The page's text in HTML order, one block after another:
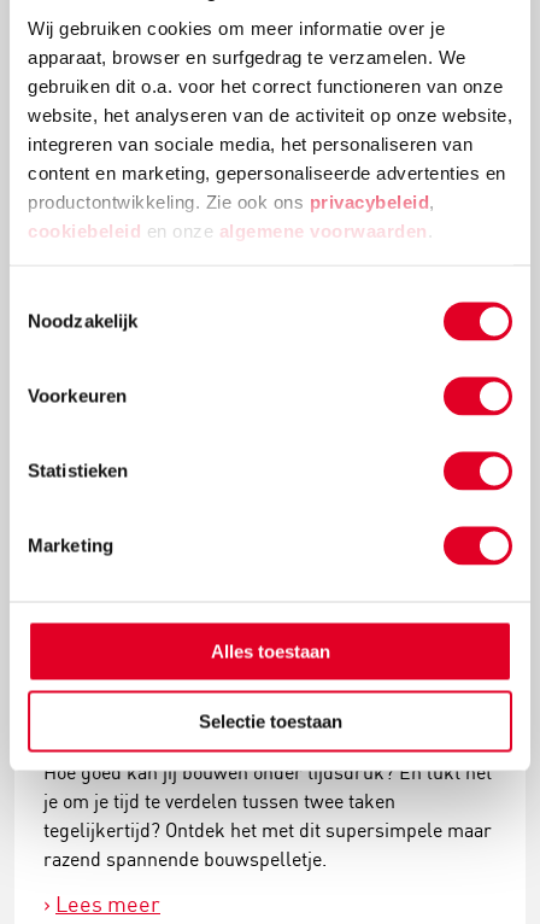
Wij gebruiken cookies om meer informatie over je
apparaat, browser en surfgedrag te verzamelen. We
gebruiken dit o.a. voor het correct functioneren van onze
website, het analyseren van de activiteit op onze website,
integreren van sociale media, het personaliseren van
content en marketing, gepersonaliseerde advertenties en
productontwikkeling. Zie ook ons privacybeleid,
cookiebeleid en onze algemene voorwaarden .
Noodzakelijk
Voorkeuren
Statistieken
Marketing
Alles toestaan
Selectie toestaan
Bouwchallenge: bouwen zonder duimen
Heb je er ooit bij stilgestaan hoe handig het eigenlijk
is dat onze handen een duim hebben? Nee? Dan
Speel het supersnelle bouwspelletje
Hoe goed kan jij bouwen onder tijdsdruk? En lukt het
je om je tijd te verdelen tussen twee taken
tegelijkertijd? Ontdek het met dit supersimpele maar
razend spannende bouwspelletje.
Lees meer